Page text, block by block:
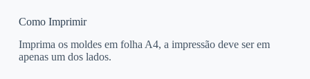
Como Imprimir
Imprima os moldes em folha A4, a impressão deve ser em
apenas um dos lados.